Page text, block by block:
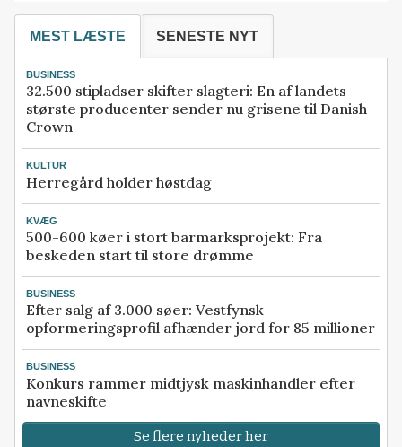
MEST LÆSTE SENESTE NYT
BUSINESS
32.500 stipladser skifter slagteri: En af landets
største producenter sender nu grisene til Danish
Crown
KULTUR
Herregård holder høstdag
KVÆG
500-600 køer i stort barmarksprojekt: Fra
beskeden start til store drømme
BUSINESS
Efter salg af 3.000 søer: Vestfynsk
opformeringsprofil afhænder jord for 85 millioner
BUSINESS
Konkurs rammer midtjysk maskinhandler efter
navneskifte
Se flere nyheder her